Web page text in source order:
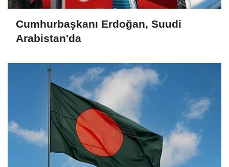
Cumhurbaşkanı Erdoğan, Suudi
Arabistan'da